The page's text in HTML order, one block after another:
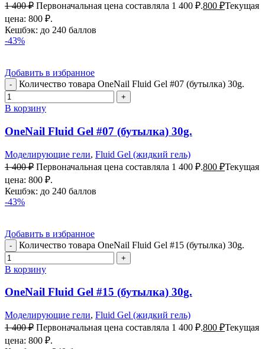
1 400₽ Первоначальная цена составляла 1 400 ₽.800 ₽Текущая
цена: 800 ₽.
Кешбэк: до 240 баллов
-43%
Добавить в избранное
Количество товара OneNail Fluid Gel #07 (бутылка) 30g.
В корзину
OneNail Fluid Gel #07 (бутылка) 30g.
Моделирующие гели, Fluid Gel (жидкий гель)
1 400₽ Первоначальная цена составляла 1 400 ₽.800 ₽Текущая
цена: 800 ₽.
Кешбэк: до 240 баллов
-43%
Добавить в избранное
Количество товара OneNail Fluid Gel #15 (бутылка) 30g.
В корзину
OneNail Fluid Gel #15 (бутылка) 30g.
Моделирующие гели, Fluid Gel (жидкий гель)
1 400₽ Первоначальная цена составляла 1 400 ₽.800 ₽Текущая
цена: 800 ₽.